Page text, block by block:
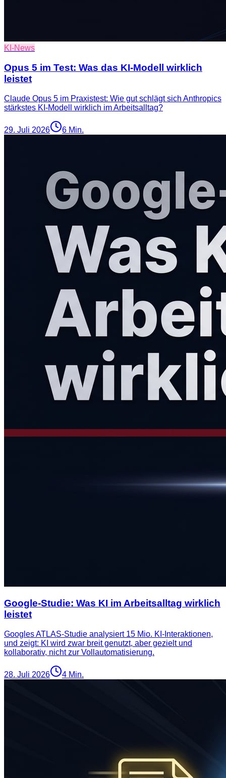
KI-News
Opus 5 im Test: Was das KI-Modell wirklich
leistet
Claude Opus 5 im Praxistest: Wie gut schlägt sich Anthropics
stärkstes KI-Modell wirklich im Arbeitsalltag?
29. Juli 2026 6 Min.
Google-Studie: Was KI im Arbeitsalltag wirklich
leistet
Googles ATLAS-Studie analysiert 15 Mio. KI-Interaktionen,
und zeigt: KI wird zwar breit genutzt, aber gezielt und
kollaborativ, nicht zur Vollautomatisierung.
28. Juli 2026 4 Min.